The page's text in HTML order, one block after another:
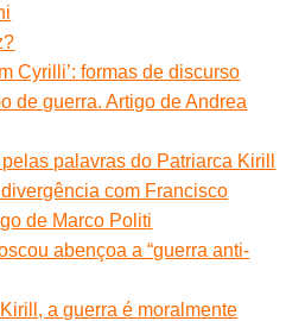
Cyrilli’: formas de discurso
de guerra. Artigo de Andrea
palavras do Patriarca Kirill
com Francisco
de Marco Politi
abençoa a “guerra anti-
a guerra é moralmente